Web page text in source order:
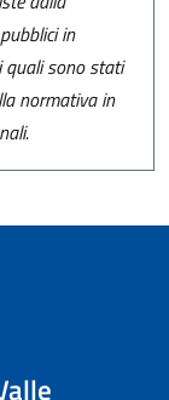
in
quali sono stati
normativa in